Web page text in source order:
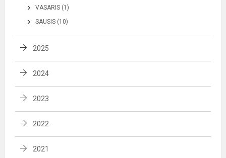
VASARIS (1)
SAUSIS (10)
2025
2024
2023
2022
2021